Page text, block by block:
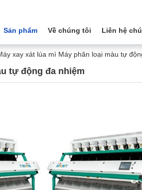
Sản phẩm Về chúng tôi Liên hệ
xay xát lúa mì Máy phân loại màu tự
tự động đa nhiệm